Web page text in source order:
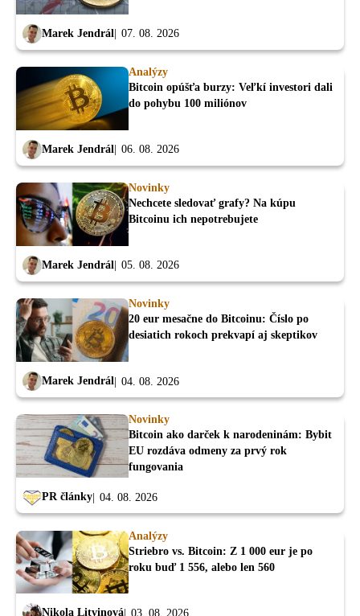
Marek Jendrál 07. 08. 2026
Analýzy
Bitcoin opúšťa burzy: Veľkí investori dali
do pohybu 100 miliónov
Marek Jendrál 06. 08. 2026
Novinky
Nechcete sledovať grafy? Na kúpu
Bitcoinu ich nepotrebujete
Marek Jendrál 05. 08. 2026
Novinky
20 eur mesačne do Bitcoinu: Číslo po
desiatich rokoch prekvapí aj skeptikov
Marek Jendrál 04. 08. 2026
Novinky
Bitcoin ako darček k narodeninám: Bybit
EU rozdáva odmeny za prvý rok
fungovania
PR články 04. 08. 2026
Analýzy
Striebro vs. Bitcoin: Z 1 000 eur je po
roku buď 1 556, alebo len 560
Nikola Litvinová 03. 08. 2026